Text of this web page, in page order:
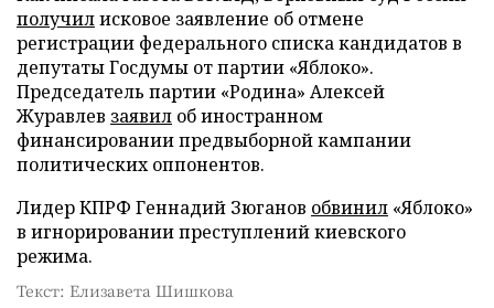
получилисковое заявление об отмене
регистрации федерального списка кандидатов в
депутаты Госдумы от партии «Яблоко».
Председатель партии «Родина» Алексей
Журавлев заявил об иностранном
финансировании предвыборной кампании
политических оппонентов.
Лидер КПРФ Геннадий Зюганов обвинил «Яблоко»
в игнорировании преступлений киевского
режима.
Текст: Елизавета Шишкова